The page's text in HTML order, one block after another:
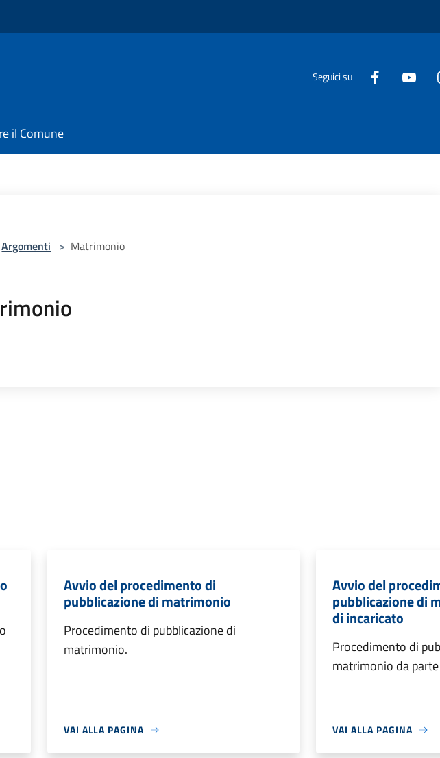
Seguici su
il Comune
Argomenti > Matrimonio
Avvio del procedimento di
pubblicazione di matrimonio
Procedimento di pubblicazione di
matrimonio.
VAI ALLA PAGINA
Avvio del
pubblicazione di
di incaricato
Procedimento di
matrimonio da
VAI ALLA PAGINA